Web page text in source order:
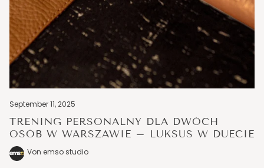
September 11, 2025
TRENING PERSONALNY DLA DWÓCH
OSÓB W WARSZAWIE – LUKSUS W DUECIE
Von emso studio